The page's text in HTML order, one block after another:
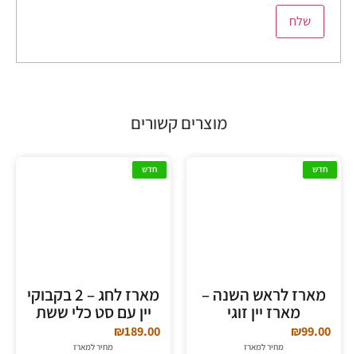
מוצרים קשורים
חדש
מארז לראש השנה –
מארז יין זוגי
₪99.00
מחיר למארז
חדש
מארז לחג – 2 בקבוקי
יין עם סט כלי ששת
₪189.00
מחיר למארז